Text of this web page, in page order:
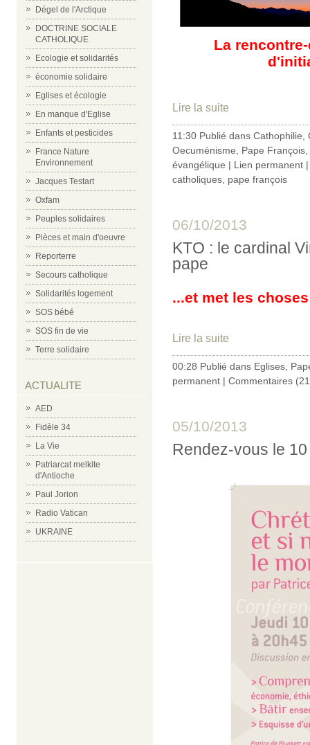
Dégel de l'Arctique
DOCTRINE SOCIALE
CATHOLIQUE
Ecologie et solidarités
économie solidaire
Eglises et écologie
En manque d'Eglise
Enfants et pesticides
France Nature
Environnement
Jacques Testart
Oxfam
Peuples solidaires
Pièces et main d'oeuvre
Reporterre
Secours catholique
Solidarités logement
SOS bébé
SOS fin de vie
Terre solidaire
ACTUALITE
AED
Fidèle 34
La Vie
Patriarcat melkite
d'Antioche
Paul Jorion
Radio Vatican
UKRAINE
La
Lire la suite
11:30 Publié dans Cathophilie
Oecuménisme
Pape François
évangélique | Lien permanent
catholiques pape françois
06/10/2013
KTO : le cardinal
pape
...et met les
Lire la suite
00:28 Publié dans Eglises
permanent | Commentaires
05/10/2013
Rendez-vous le